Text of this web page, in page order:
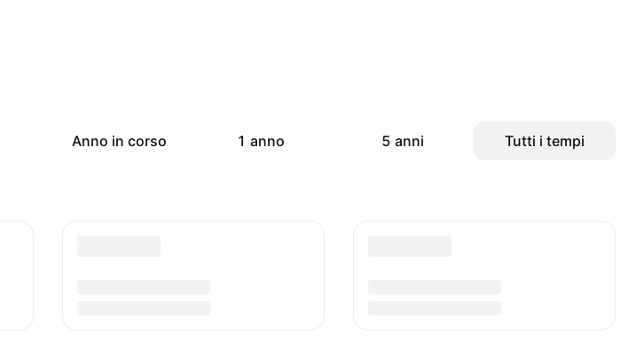
Anno in corso 1 anno 5 anni Tutti i tempi